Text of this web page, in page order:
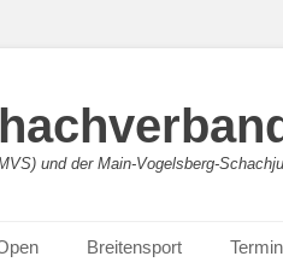
und der Main-Vogelsberg-
Breitensport